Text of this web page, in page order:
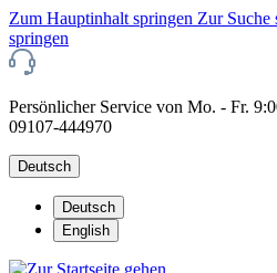
Zum Hauptinhalt springen Zur Suche
springen
Persönlicher Service von Mo. - Fr.
09107-444970
Deutsch
Deutsch
English